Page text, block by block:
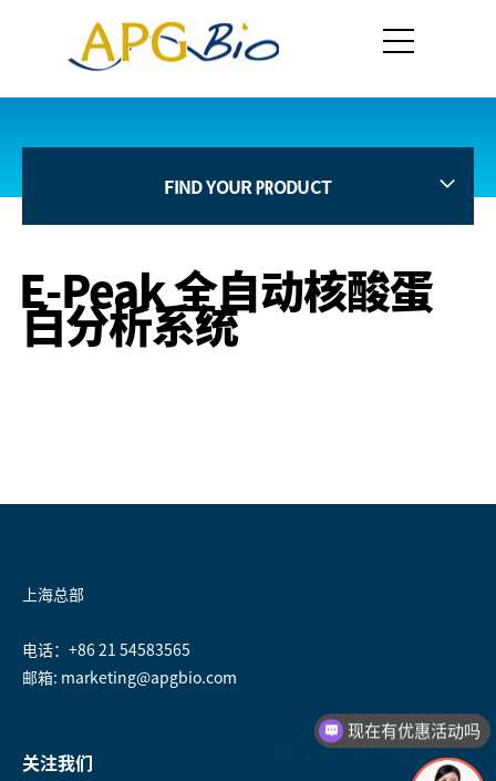
FIND YOUR PRODUCT
E-Peak 全自动核酸蛋
白分析系统
上海总部
电话：+86 21 54583565
邮箱: marketing@apgbio.com
关注我们
可以介绍下你们的产品么
现在有优惠活动吗